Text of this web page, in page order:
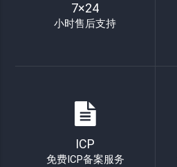
7×24
小时售后支持
ICP
免费ICP备案服务